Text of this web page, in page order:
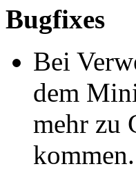
Bugfixes
Bei
dem
mehr zu
kommen.